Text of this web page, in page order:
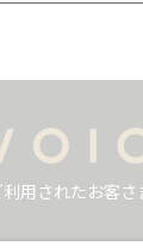
利用されたお客さ